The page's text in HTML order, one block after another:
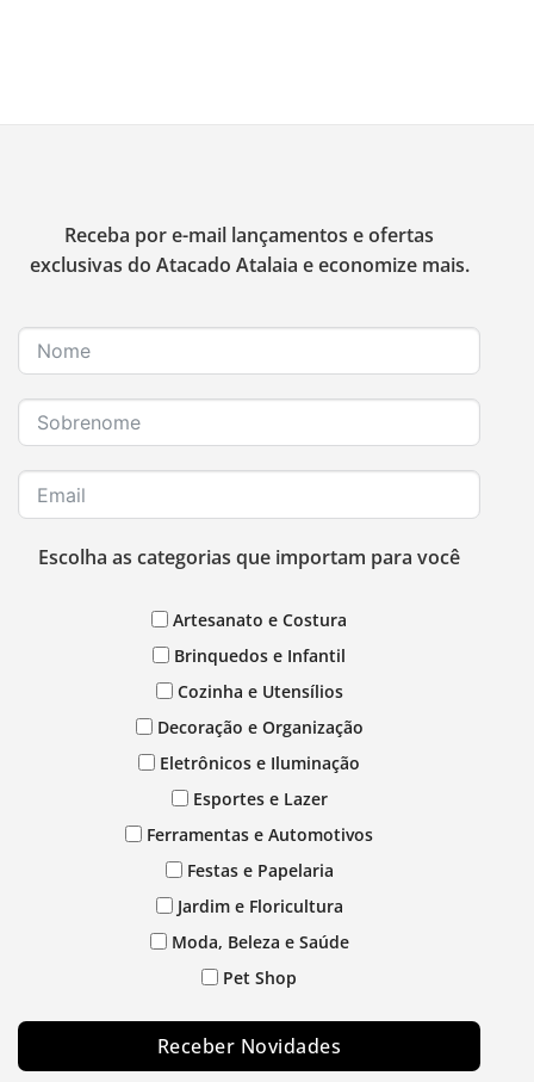
Receba por e-mail lançamentos e ofertas
exclusivas do Atacado Atalaia e economize mais.
Escolha as categorias que importam para você
Artesanato e Costura
Brinquedos e Infantil
Cozinha e Utensílios
Decoração e Organização
Eletrônicos e Iluminação
Esportes e Lazer
Ferramentas e Automotivos
Festas e Papelaria
Jardim e Floricultura
Moda, Beleza e Saúde
Pet Shop
Receber Novidades